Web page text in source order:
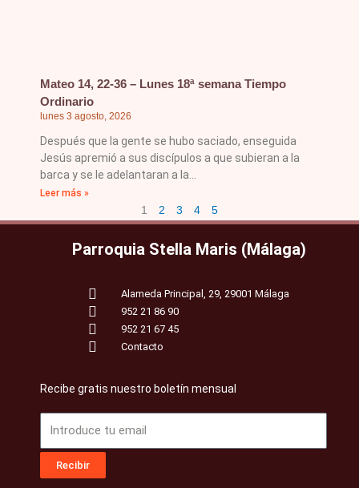
Mateo 14, 22-36 – Lunes 18ª semana Tiempo
Ordinario
lunes 3 agosto, 2026
Después que la gente se hubo saciado, enseguida
Jesús apremió a sus discípulos a que subieran a la
barca y se le adelantaran a la
Leer más »
1 2 3 4 5
Parroquia Stella Maris (Málaga)
Alameda Principal, 29, 29001 Málaga
952 21 86 90
952 21 67 45
Contacto
Recibe gratis nuestro boletín mensual
Recibir